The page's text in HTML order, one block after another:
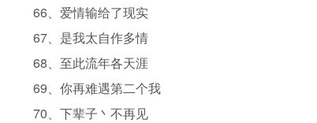
66、爱情输给了现实
67、是我太自作多情
68、至此流年各天涯
69、你再难遇第二个我
70、下辈子丶不再见